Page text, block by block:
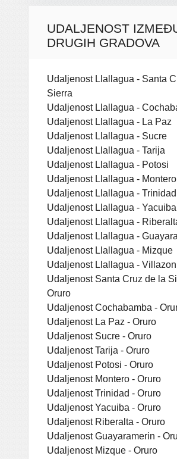
UDALJENOST
DRUGIH GRADOVA
Udaljenost Llallagua - Santa
Sierra
Udaljenost Llallagua -
Udaljenost Llallagua - La Paz
Udaljenost Llallagua - Sucre
Udaljenost Llallagua - Tarija
Udaljenost Llallagua - Potosi
Udaljenost Llallagua - Montero
Udaljenost Llallagua - Trinidad
Udaljenost Llallagua - Yacuiba
Udaljenost Llallagua -
Udaljenost Llallagua -
Udaljenost Llallagua - Mizque
Udaljenost Llallagua - Villazon
Udaljenost Santa Cruz de la
Oruro
Udaljenost Cochabamba -
Udaljenost La Paz - Oruro
Udaljenost Sucre - Oruro
Udaljenost Tarija - Oruro
Udaljenost Potosi - Oruro
Udaljenost Montero - Oruro
Udaljenost Trinidad - Oruro
Udaljenost Yacuiba - Oruro
Udaljenost Riberalta - Oruro
Udaljenost Guayaramerin -
Udaljenost Mizque - Oruro